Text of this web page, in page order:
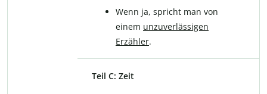
Wenn ja, spricht man von
einem unzuverlässigen
Erzähler.
Teil C: Zeit